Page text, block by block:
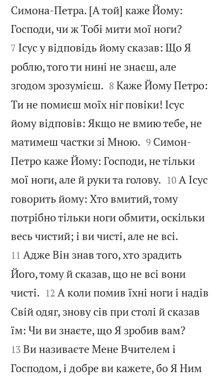
Симона-Петра. [А той] каже Йому:
Господи, чи ж Тобі мити мої ноги?
7 Ісус у відповідь йому сказав: Що Я
роблю, того ти нині не знаєш, але
згодом зрозумієш. 

8 Каже Йому Петро:
Ти не помиєш моїх ніг повіки! Ісус
йому відповів: Якщо не вмию тебе, не
матимеш частки зі Мною. 

9 Симон-
Петро каже Йому: Господи, не тільки
мої ноги, але й руки та голову. 

10 А Ісус
говорить йому: Хто вмитий, тому
потрібно тільки ноги обмити, оскільки
весь чистий; і ви чисті, але не всі.
11 Адже Він знав того, хто зрадить
Його, тому й сказав, що не всі вони
чисті. 

12 А коли помив їхні ноги і надів
Свій одяг, знову сів при столі й сказав
їм: Чи ви знаєте, що Я зробив вам?
13 Ви називаєте Мене Вчителем і
Господом, і добре ви кажете, бо Я Ним